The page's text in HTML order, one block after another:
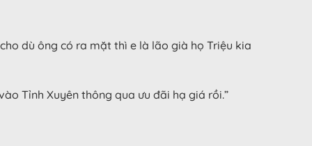
dù ông có ra mặt thì e là lão già họ Triệu kia
Tỉnh Xuyên thông qua ưu đãi hạ giá rồi.”